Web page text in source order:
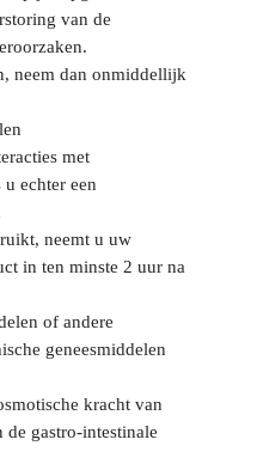
van de
neem dan onmiddellijk
met
echter een
neemt u uw
in ten minste 2 uur na
of andere
geneesmiddelen
kracht van
de gastro-intestinale